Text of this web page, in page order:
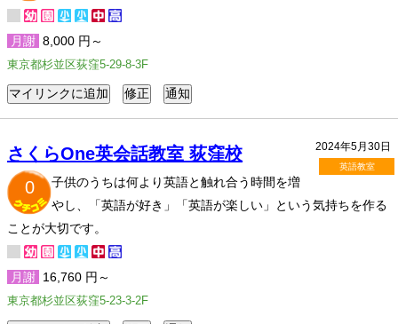
月謝 8,000 円～
東京都杉並区荻窪5-29-8-3F
2024年5月30日
英語教室
さくらOne英会話教室 荻窪校
0
子供のうちは何より英語と触れ合う時間を増
やし、「英語が好き」「英語が楽しい」という気持ちを作る
ことが大切です。
月謝 16,760 円～
東京都杉並区荻窪5-23-3-2F